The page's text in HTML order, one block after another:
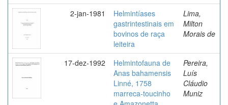
2-jan-1981
Helmintíases
gastrintestinais em
bovinos de raça
leiteira
Lima,
Milton
Morais de
17-dez-1992
Helmintofauna de
Anas bahamensis
Linné, 1758
marreca-toucinho
Pereira,
Luís
Cláudio
Muniz